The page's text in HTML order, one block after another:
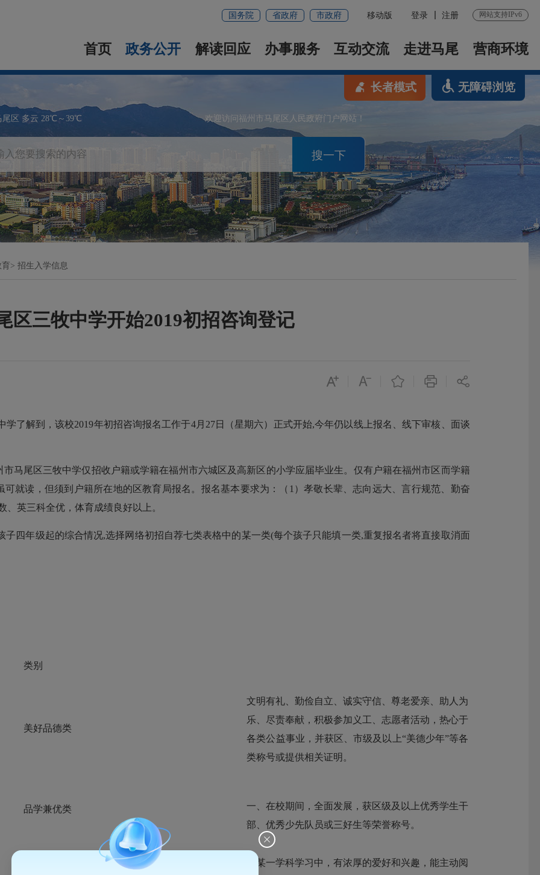
国务院 省政府 市政府 移动版 登录 注册 网站支持IPv6
首页 政务公开 解读回应 办事服务 互动交流 走进马尾 营商环境
尾区 多云 28℃～39℃ 欢迎访问福州市马尾区人民政府门户网站！
搜一下
长者模式 无障碍浏览
招生入学信息
区三牧中学开始2019初招咨询登记
解到，该校2019年初招咨询报名工作于4月27日（星期六）正式开始,今年仍以线上报名、线下审核、面谈
尾区三牧中学仅招收户籍或学籍在福州市六城区及高新区的小学应届毕业生。仅有户籍在福州市区而学籍
就读，但须到户籍所在地的区教育局报名。报名基本要求为：（1）孝敬长辈、志向远大、言行规范、勤奋
英三科全优，体育成绩良好以上。
年级起的综合情况,选择网络初招自荐七类表格中的某一类(每个孩子只能填一类,重复报名者将直接取消面
类别
美好品德类
文明有礼、勤俭自立、诚实守信、尊老爱亲、助人为
乐、尽责奉献，积极参加义工、志愿者活动，热心于
各类公益事业，并获区、市级及以上“美德少年”等各
类称号或提供相关证明。
品学兼优类
一、在校期间，全面发展，获区级及以上优秀学生干
部、优秀少先队员或三好生等荣誉称号。
在某一学科学习中，有浓厚的爱好和兴趣，能主动阅